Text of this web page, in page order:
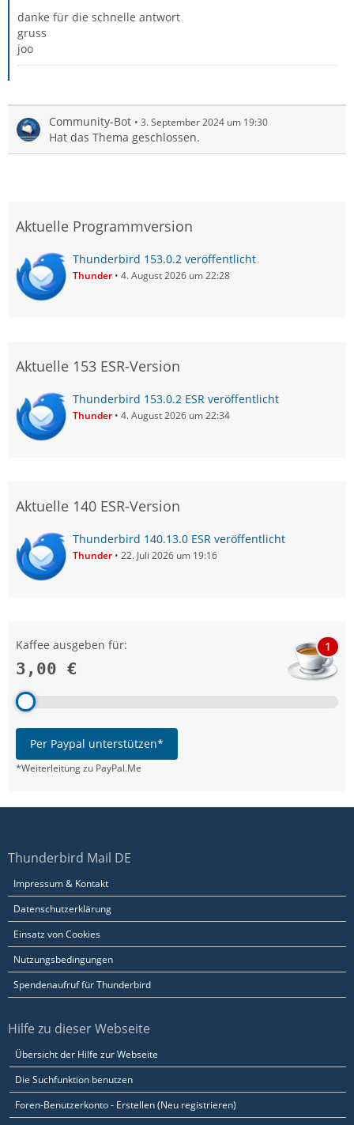
danke für die schnelle antwort
gruss
joo
Community-Bot 3. September 2024 um 19:30
Hat das Thema geschlossen.
Aktuelle Programmversion
Thunderbird 153.0.2 veröffentlicht
Thunder 4. August 2026 um 22:28
Aktuelle 153 ESR-Version
Thunderbird 153.0.2 ESR veröffentlicht
Thunder 4. August 2026 um 22:34
Aktuelle 140 ESR-Version
Thunderbird 140.13.0 ESR veröffentlicht
Thunder 22. Juli 2026 um 19:16
Kaffee ausgeben für:
3,00 €
1
Per Paypal unterstützen*
*Weiterleitung zu PayPal.Me
Thunderbird Mail DE
Impressum & Kontakt
Datenschutzerklärung
Einsatz von Cookies
Nutzungsbedingungen
Spendenaufruf für Thunderbird
Hilfe zu dieser Webseite
Übersicht der Hilfe zur Webseite
Die Suchfunktion benutzen
Foren-Benutzerkonto - Erstellen (Neu registrieren)